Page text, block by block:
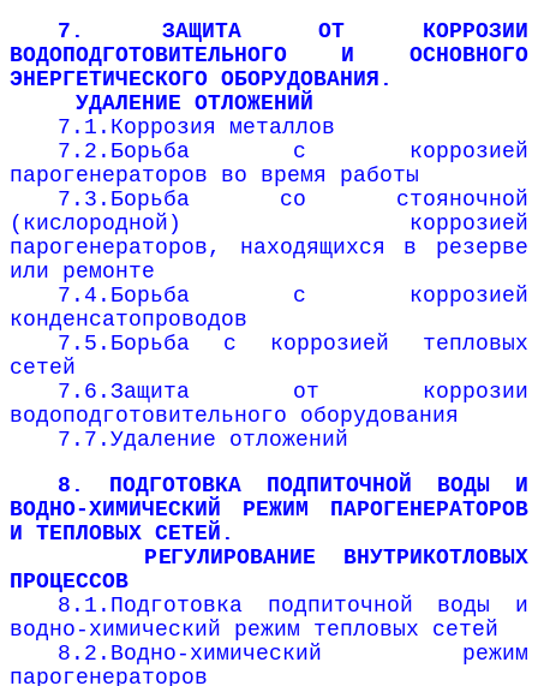
7. ЗАЩИТА ОТ КОРРОЗИИ
ВОДОПОДГОТОВИТЕЛЬНОГО И ОСНОВНОГО
ЭНЕРГЕТИЧЕСКОГО ОБОРУДОВАНИЯ.
УДАЛЕНИЕ ОТЛОЖЕНИЙ
7.1.Коррозия металлов
7.2.Борьба с коррозией
парогенераторов во время работы
7.3.Борьба со стояночной
(кислородной) коррозией
парогенераторов, находящихся в резерве
или ремонте
7.4.Борьба с коррозией
конденсатопроводов
7.5.Борьба с коррозией тепловых
сетей
7.6.Защита от коррозии
водоподготовительного оборудования
7.7.Удаление отложений
8. ПОДГОТОВКА ПОДПИТОЧНОЙ ВОДЫ И
ВОДНО-ХИМИЧЕСКИЙ РЕЖИМ ПАРОГЕНЕРАТОРОВ
И ТЕПЛОВЫХ СЕТЕЙ.
РЕГУЛИРОВАНИЕ ВНУТРИКОТЛОВЫХ
ПРОЦЕССОВ
8.1.Подготовка подпиточной воды и
водно-химический режим тепловых сетей
8.2.Водно-химический режим
парогенераторов